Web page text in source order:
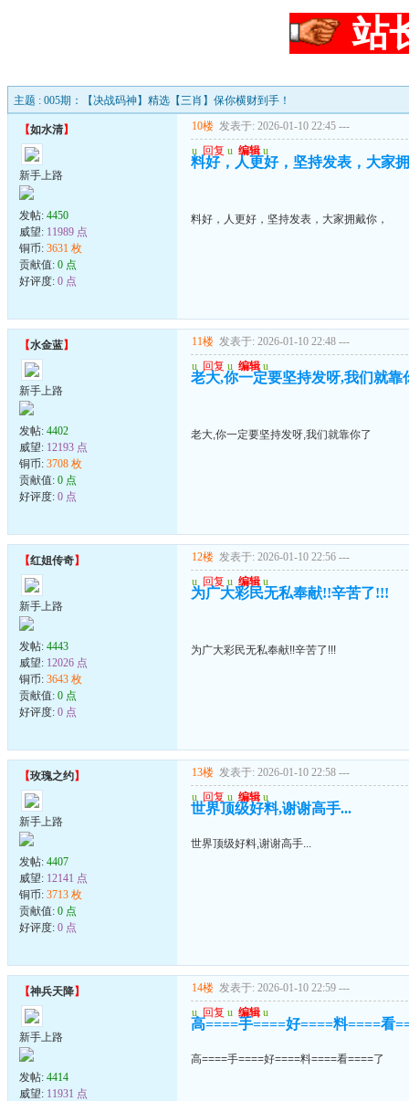
站
主题 : 005期：【决战码神】精选【三肖】保你横财到手！
【如水清】
新手上路
发帖: 4450
威望: 11989 点
铜币: 3631 枚
贡献值: 0 点
好评度: 0 点
10楼 发表于: 2026-01-10 22:45 ---
u 回复 u 编辑 u
料好，人更好，坚持发表，大家
料好，人更好，坚持发表，大家拥戴你，
【水金蓝】
新手上路
发帖: 4402
威望: 12193 点
铜币: 3708 枚
贡献值: 0 点
好评度: 0 点
11楼 发表于: 2026-01-10 22:48 ---
u 回复 u 编辑 u
老大,你一定要坚持发呀,我们就靠
老大,你一定要坚持发呀,我们就靠你了
【红姐传奇】
新手上路
发帖: 4443
威望: 12026 点
铜币: 3643 枚
贡献值: 0 点
好评度: 0 点
12楼 发表于: 2026-01-10 22:56 ---
u 回复 u 编辑 u
为广大彩民无私奉献!!辛苦了!!!
为广大彩民无私奉献!!辛苦了!!!
【玫瑰之约】
新手上路
发帖: 4407
威望: 12141 点
铜币: 3713 枚
贡献值: 0 点
好评度: 0 点
13楼 发表于: 2026-01-10 22:58 ---
u 回复 u 编辑 u
世界顶级好料,谢谢高手...
世界顶级好料,谢谢高手...
【神兵天降】
新手上路
发帖: 4414
威望: 11931 点
14楼 发表于: 2026-01-10 22:59 ---
u 回复 u 编辑 u
高====手====好====料====看
高====手====好====料====看====了